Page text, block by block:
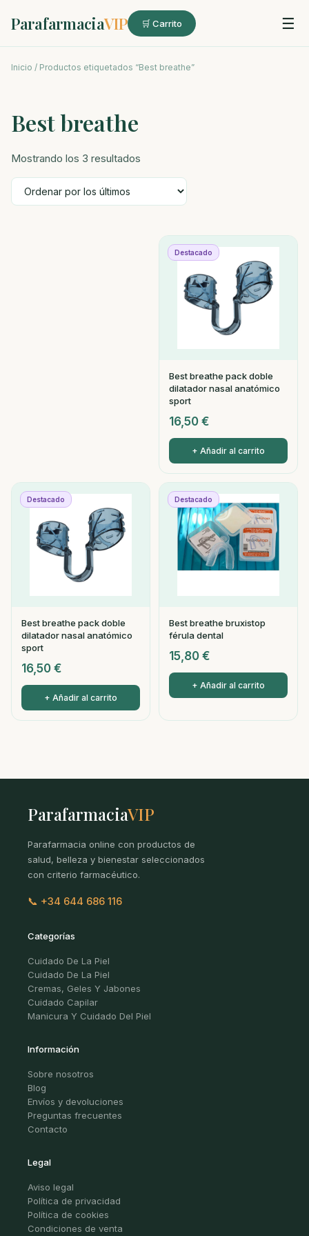
ParafarmaciaVIP 🛒 Carrito ☰
Inicio / Productos etiquetados “Best breathe”
Best breathe
Mostrando los 3 resultados
por
últimos
Destacado
Best breathe pack doble
dilatador nasal anatómico
sport
16,50 €
+ Añadir al carrito
Destacado
Best breathe pack doble
dilatador nasal anatómico
sport
16,50 €
+ Añadir al carrito
Destacado
Best breathe bruxistop
férula dental
15,80 €
+ Añadir al carrito
ParafarmaciaVIP
Parafarmacia online con productos de
salud, belleza y bienestar seleccionados
con criterio farmacéutico.
📞 +34 644 686 116
Categorías
Cuidado De La Piel
Cuidado De La Piel
Cremas, Geles Y Jabones
Cuidado Capilar
Manicura Y Cuidado Del Piel
Información
Sobre nosotros
Blog
Envíos y devoluciones
Preguntas frecuentes
Contacto
Legal
Aviso legal
Política de privacidad
Política de cookies
Condiciones de venta